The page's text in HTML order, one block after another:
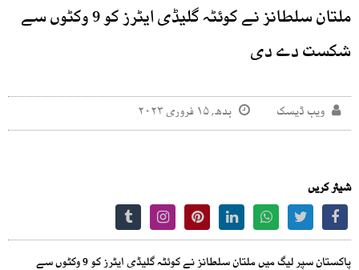
ملتان سلطانز نے کوئٹہ گلیڈی ایٹرز کو 9 وکٹوں سے
شکست دے دی
ویب ڈیسک بدھ, ۱۵ فروری ۲۰۲۳
شیئر کریں
پاکستان سپر لیگ میں ملتان سلطانز نے کوئٹہ گلیڈی ایٹرز کو 9 وکٹوں سے